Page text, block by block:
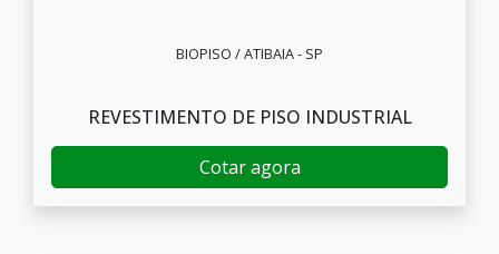
BIOPISO / ATIBAIA - SP
REVESTIMENTO DE PISO INDUSTRIAL
Cotar agora